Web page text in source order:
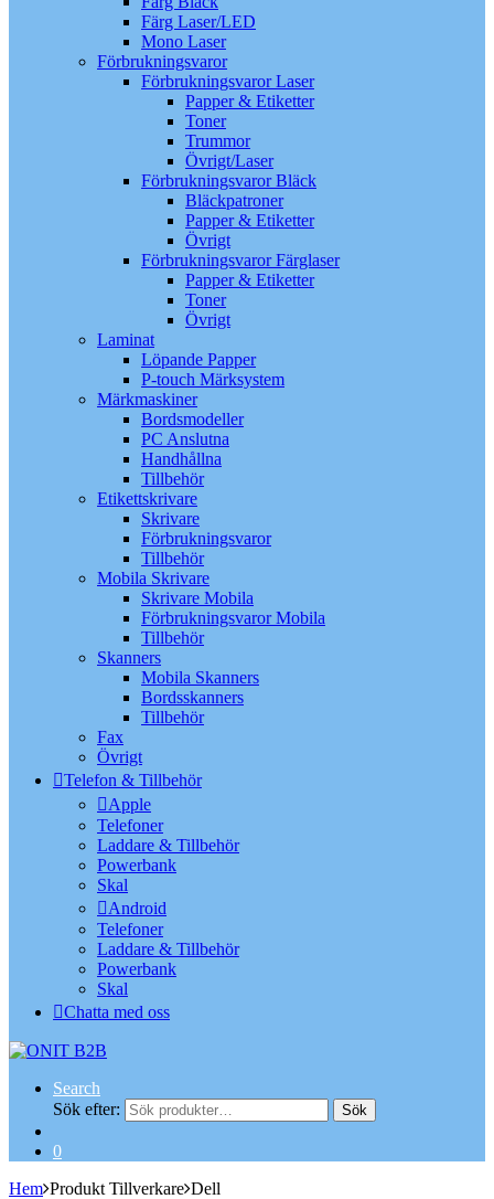
Färg Laser/LED
Mono Laser
Förbrukningsvaror
Förbrukningsvaror Laser
Papper & Etiketter
Toner
Trummor
Övrigt/Laser
Förbrukningsvaror Bläck
Bläckpatroner
Papper & Etiketter
Övrigt
Förbrukningsvaror Färglaser
Papper & Etiketter
Toner
Övrigt
Laminat
Löpande Papper
P-touch Märksystem
Märkmaskiner
Bordsmodeller
PC Anslutna
Handhållna
Tillbehör
Etikettskrivare
Skrivare
Förbrukningsvaror
Tillbehör
Mobila Skrivare
Skrivare Mobila
Förbrukningsvaror Mobila
Tillbehör
Skanners
Mobila Skanners
Bordsskanners
Tillbehör
Fax
Övrigt
Telefon & Tillbehör
Apple
Telefoner
Laddare & Tillbehör
Powerbank
Skal
Android
Telefoner
Laddare & Tillbehör
Powerbank
Skal
Chatta med oss
Search
Sök efter:
Sök
0
Hem Produkt Tillverkare Dell